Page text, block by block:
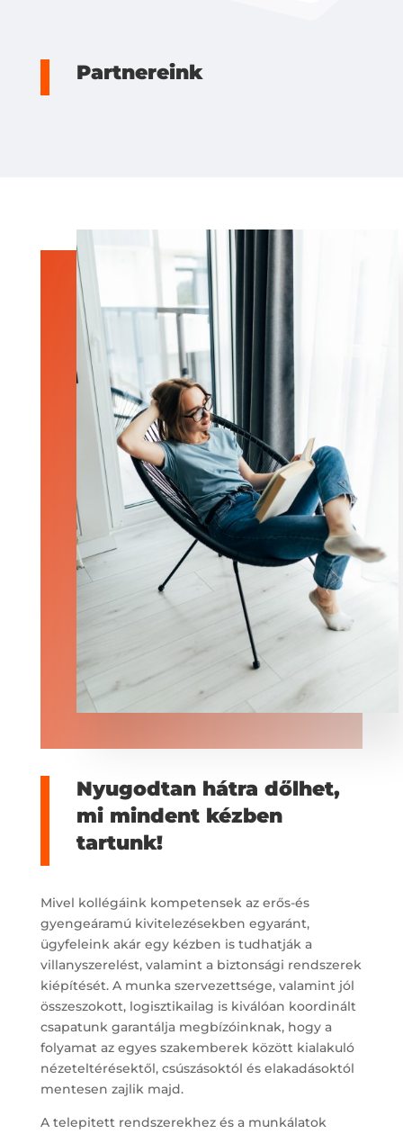
Partnereink
Nyugodtan hátra dőlhet,
mi mindent kézben
tartunk!
Mivel kollégáink kompetensek az erős-és
gyengeáramú kivitelezésekben egyaránt,
ügyfeleink akár egy kézben is tudhatják a
villanyszerelést, valamint a biztonsági rendszerek
kiépítését. A munka szervezettsége, valamint jól
összeszokott, logisztikailag is kiválóan koordinált
csapatunk garantálja megbízóinknak, hogy a
folyamat az egyes szakemberek között kialakuló
nézeteltérésektől, csúszásoktól és elakadásoktól
mentesen zajlik majd.
A telepitett rendszerekhez és a munkálatok